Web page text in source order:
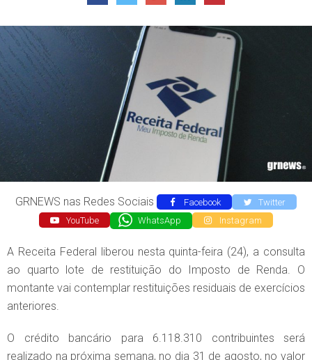
GRNEWS nas Redes Sociais Facebook
Twitter
YouTube
WhatsApp Instagram
A Receita Federal liberou nesta quinta-feira (24), a consulta
ao quarto lote de restituição do Imposto de Renda. O
montante vai contemplar restituições residuais de exercícios
anteriores.
O crédito bancário para 6.118.310 contribuintes será
realizado na próxima semana, no dia 31 de agosto, no valor